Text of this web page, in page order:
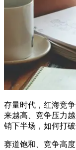
存量时代，红海竞
来越高、竞争压力
销下半场，如何打
赛道饱和、竞争高